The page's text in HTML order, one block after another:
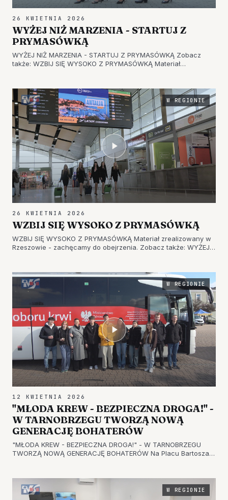
26 KWIETNIA 2026
WYŻEJ NIŻ MARZENIA - STARTUJ Z
PRYMASÓWKĄ
WYŻEJ NIŻ MARZENIA - STARTUJ Z PRYMASÓWKĄ Zobacz
także: WZBIJ SIĘ WYSOKO Z PRYMASÓWKĄ Materiał
Zespół Szkół Nr 1 w Tarnobrzegu O…
W REGIONIE
26 KWIETNIA 2026
WZBIJ SIĘ WYSOKO Z PRYMASÓWKĄ
WZBIJ SIĘ WYSOKO Z PRYMASÓWKĄ Materiał zrealizowany w
Rzeszowie - zachęcamy do obejrzenia. Zobacz także: WYŻEJ
iTV WISŁA
W REGIONIE
12 KWIETNIA 2026
"MŁODA KREW - BEZPIECZNA DROGA!" -
W TARNOBRZEGU TWORZĄ NOWĄ
GENERACJĘ BOHATERÓW
"MŁODA KREW - BEZPIECZNA DROGA!" - W TARNOBRZEGU
TWORZĄ NOWĄ GENERACJĘ BOHATERÓW Na Placu Bartosza
Wydarzenie zostało zorganizo…
W REGIONIE